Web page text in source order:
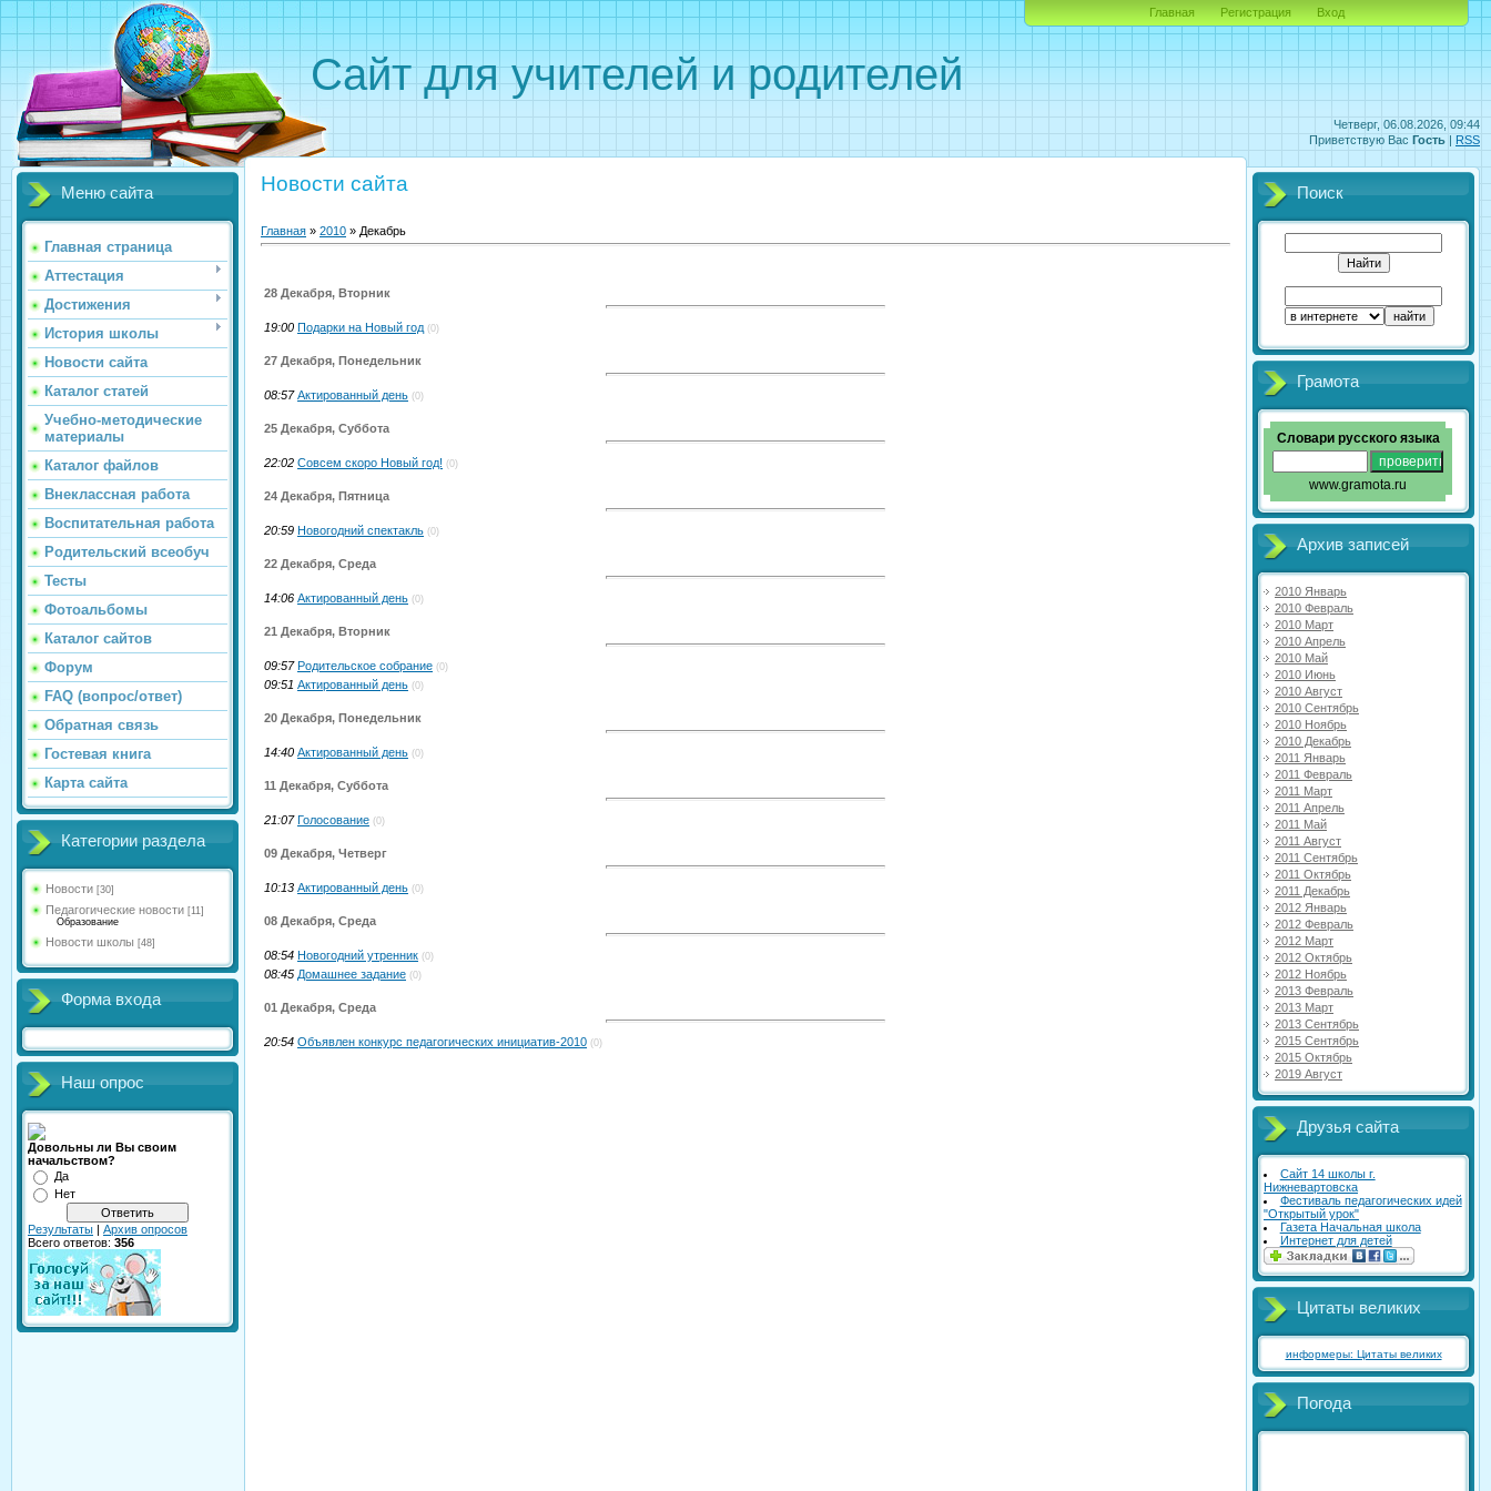
Четверг, 06.08.2026, 09:44
Приветствую Вас Гость | RSS
Сайт для учителей и родителей
Главная Регистрация Вход
Меню сайта
Главная страница
Аттестация
Достижения
История школы
Новости сайта
Каталог статей
Учебно-методические
материалы
Каталог файлов
Внеклассная работа
Воспитательная работа
Родительский всеобуч
Тесты
Фотоальбомы
Каталог сайтов
Форум
FAQ (вопрос/ответ)
Обратная связь
Гостевая книга
Карта сайта
Категории раздела
Новости [30]
Педагогические новости [11]
Образование
Новости школы [48]
Форма входа
Наш опрос
Довольны ли Вы своим
начальством?
Да
Нет
Результаты | Архив опросов
Всего ответов: 356
Новости сайта
Главная » 2010 » Декабрь
28 Декабря, Вторник
19:00 Подарки на Новый год (0)
27 Декабря, Понедельник
08:57 Актированный день (0)
25 Декабря, Суббота
22:02 Совсем скоро Новый год! (0)
24 Декабря, Пятница
20:59 Новогодний спектакль (0)
22 Декабря, Среда
14:06 Актированный день (0)
21 Декабря, Вторник
09:57 Родительское собрание (0)
09:51 Актированный день (0)
20 Декабря, Понедельник
14:40 Актированный день (0)
11 Декабря, Суббота
21:07 Голосование (0)
09 Декабря, Четверг
10:13 Актированный день (0)
08 Декабря, Среда
08:54 Новогодний утренник (0)
08:45 Домашнее задание (0)
01 Декабря, Среда
20:54 Объявлен конкурс педагогических инициатив-2010 (0)
Поиск
Грамота
Словари русского языка
www.gramota.ru
Архив записей
2010 Январь
2010 Февраль
2010 Март
2010 Апрель
2010 Май
2010 Июнь
2010 Август
2010 Сентябрь
2010 Ноябрь
2010 Декабрь
2011 Январь
2011 Февраль
2011 Март
2011 Апрель
2011 Май
2011 Август
2011 Сентябрь
2011 Октябрь
2011 Декабрь
2012 Январь
2012 Февраль
2012 Март
2012 Октябрь
2012 Ноябрь
2013 Февраль
2013 Март
2013 Сентябрь
2015 Сентябрь
2015 Октябрь
2019 Август
Друзья сайта
Сайт 14 школы г.
Нижневартовска
Фестиваль педагогических идей
"Открытый урок"
Газета Начальная школа
Интернет для детей
Цитаты великих
информеры: Цитаты великих
Погода